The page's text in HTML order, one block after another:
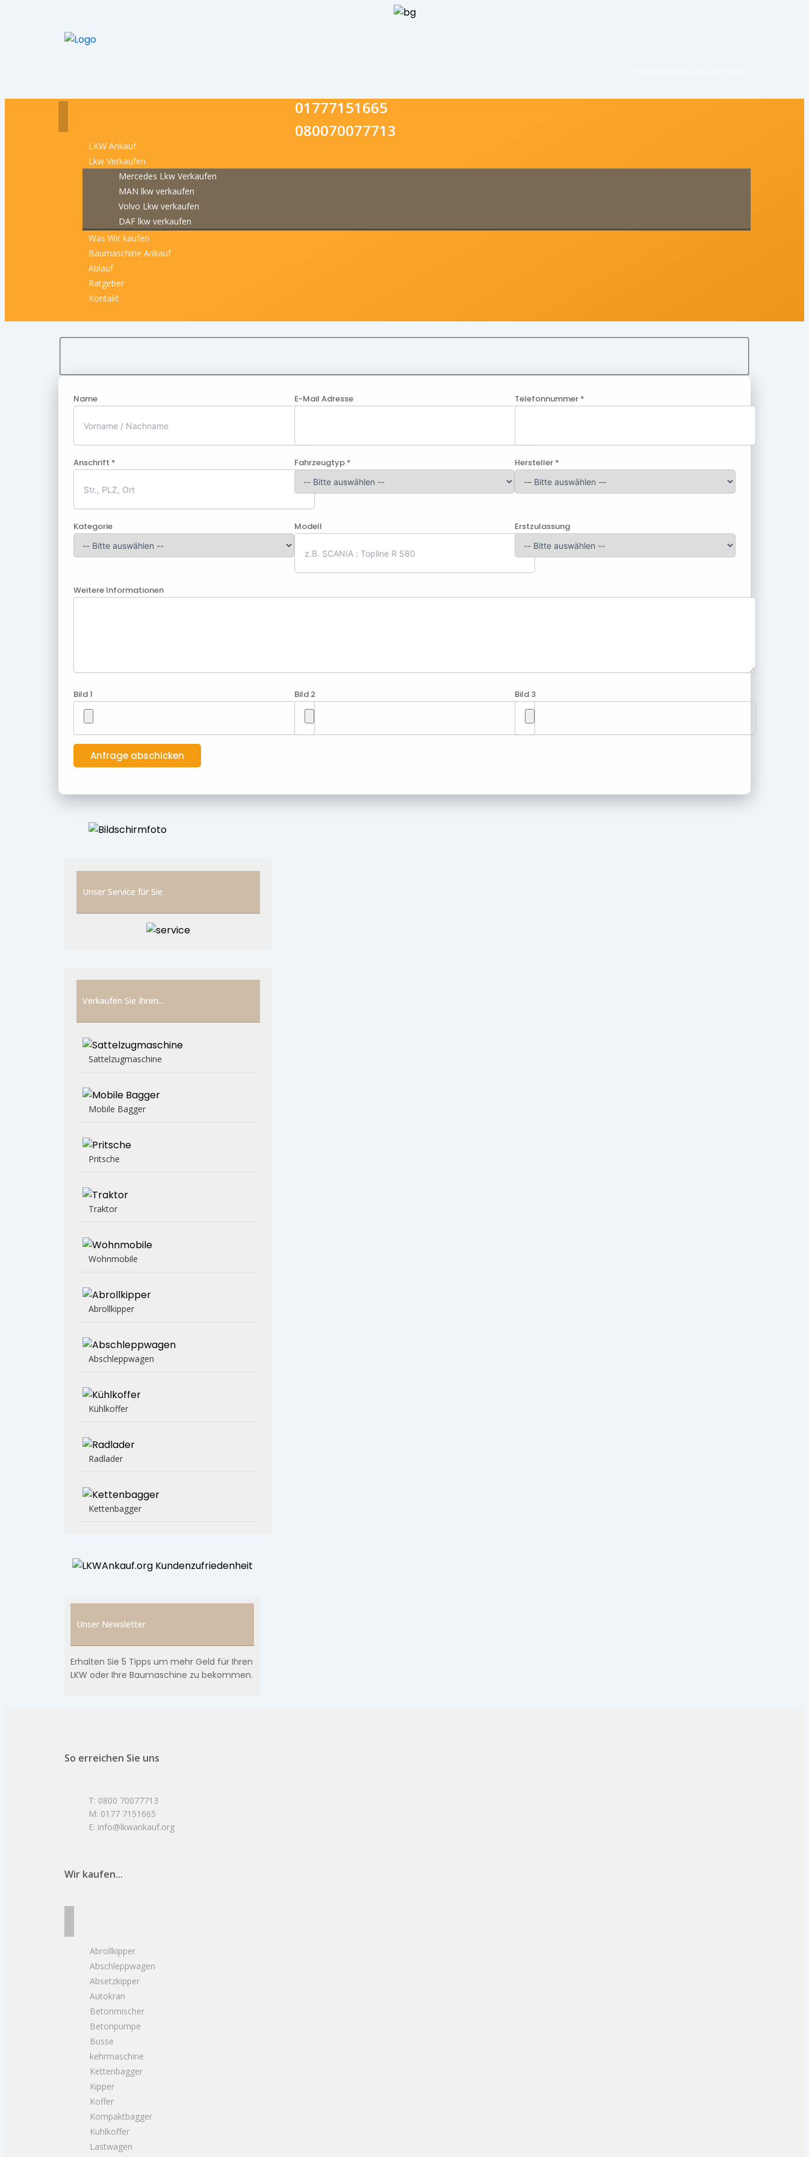
01777151665
080070077713
LKW Ankauf
Lkw Verkaufen
Mercedes Lkw Verkaufen
MAN lkw verkaufen
Volvo Lkw verkaufen
DAF lkw verkaufen
Was Wir kaufen
Baumaschine Ankauf
Ablauf
Ratgeber
Kontakt
Name E-Mail Adresse Telefonnummer *
Anschrift * Fahrzeugtyp * Hersteller *
Kategorie Modell Erstzulassung
Weitere Informationen
Bild 1 Bild 2 Bild 3
Unser Service für Sie
Verkaufen Sie Ihren...
Sattelzugmaschine
Mobile Bagger
Pritsche
Traktor
Wohnmobile
Abrollkipper
Abschleppwagen
Kühlkoffer
Radlader
Kettenbagger
Unser Newsletter
Erhalten Sie 5 Tipps um mehr Geld für Ihren
LKW oder Ihre Baumaschine zu bekommen.
So erreichen Sie uns
T: 0800 70077713
M: 0177 7151665
E: info@lkwankauf.org
Wir kaufen...
Abrollkipper
Abschleppwagen
Absetzkipper
Autokran
Betonmischer
Betonpumpe
Busse
kehrmaschine
Kettenbagger
Kipper
Koffer
Kompaktbagger
Kuhlkoffer
Lastwagen